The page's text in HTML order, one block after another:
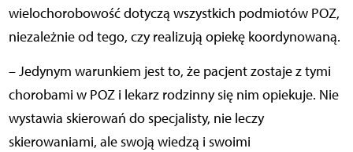
wielochorobowość dotyczą wszystkich podmiotów POZ,
niezależnie od tego, czy realizują opiekę koordynowaną.
– Jedynym warunkiem jest to, że pacjent zostaje z tymi
chorobami w POZ i lekarz rodzinny się nim opiekuje. Nie
wystawia skierowań do specjalisty, nie leczy
skierowaniami, ale swoją wiedzą i swoimi